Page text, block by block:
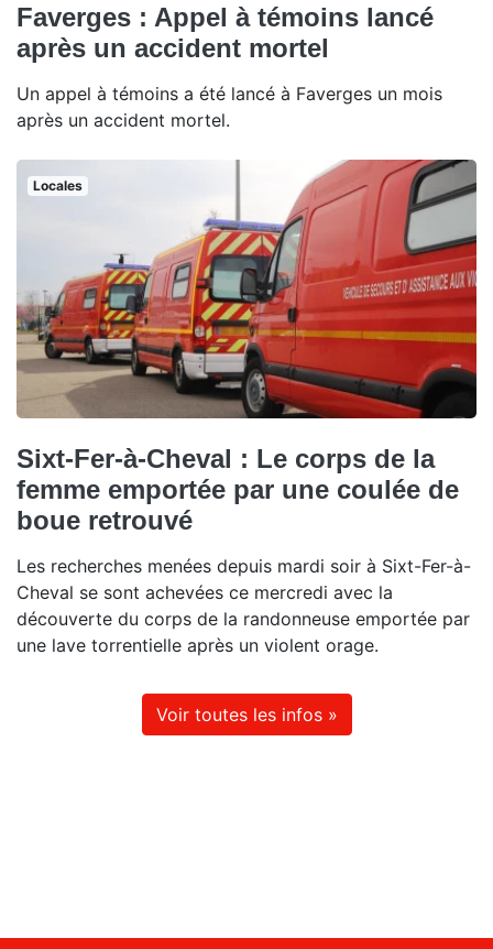
Faverges : Appel à témoins lancé
après un accident mortel
Un appel à témoins a été lancé à Faverges un mois
après un accident mortel.
Locales
Sixt-Fer-à-Cheval : Le corps de la
femme emportée par une coulée de
boue retrouvé
Les recherches menées depuis mardi soir à Sixt-Fer-à-
Cheval se sont achevées ce mercredi avec la
découverte du corps de la randonneuse emportée par
une lave torrentielle après un violent orage.
Voir toutes les infos »